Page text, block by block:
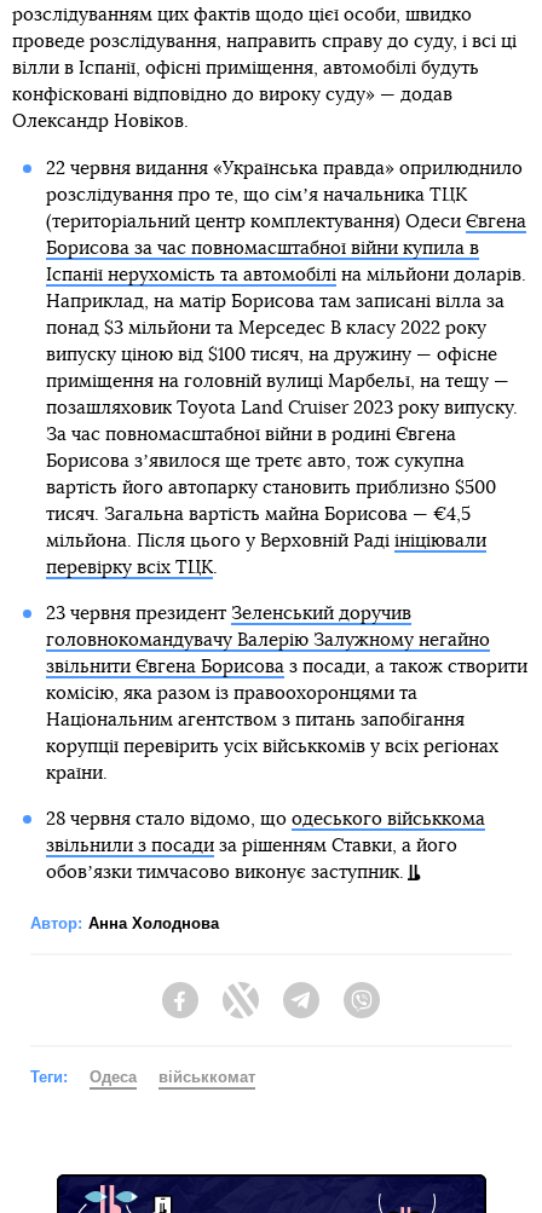
розслідуванням цих фактів щодо цієї особи, швидко
проведе розслідування, направить справу до суду, і всі ці
вілли в Іспанії, офісні приміщення, автомобілі будуть
конфісковані відповідно до вироку суду» — додав
Олександр Новіков.
22 червня видання «Українська правда» оприлюднило
розслідування про те, що сімʼя начальника ТЦК
(територіальний центр комплектування) Одеси Євгена
Борисова за час повномасштабної війни купила в
Іспанії нерухомість та автомобіліна мільйони доларів.
Наприклад, на матір Борисова там записані вілла за
понад $3 мільйони та Мерседес В класу 2022 року
випуску ціною від $100 тисяч, на дружину — офісне
приміщення на головній вулиці Марбельї, на тещу —
позашляховик Toyota Land Cruiser 2023 року випуску.
За час повномасштабної війни в родині Євгена
Борисова зʼявилося ще третє авто, тож сукупна
вартість його автопарку становить приблизно $500
тисяч. Загальна вартість майна Борисова — €4,5
мільйона. Після цього у Верховній Раді ініціювали
перевірку всіх ТЦК.
23 червня президент Зеленський доручив
головнокомандувачу Валерію Залужному негайно
звільнити Євгена Борисоваз посади, а також створити
комісію, яка разом із правоохоронцями та
Національним агентством з питань запобігання
корупції перевірить усіх військкомів у всіх регіонах
країни.
28 червня стало відомо, що одеського військкома
звільнили з посадиза рішенням Ставки, а його
обовʼязки тимчасово виконує заступник.
Автор: Анна Холоднова
FacebookTwitter Telegram
Теги: Одеса військкомат